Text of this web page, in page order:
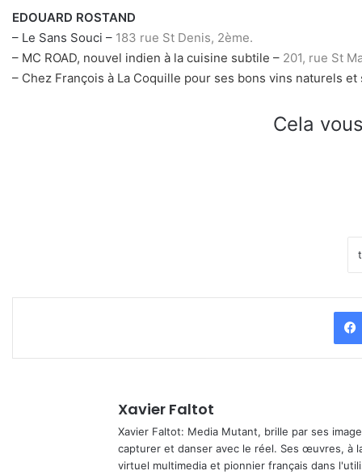
EDOUARD ROSTAND
– Le Sans Souci – 183 rue St Denis, 2ème.
– MC ROAD, nouvel indien à la cuisine subtile – 201, rue St
– Chez François à La Coquille pour ses bons vins naturels et
Cela
Xavier Faltot
Xavier Faltot: Media Mutant, brille par ses
capturer et danser avec le réel. Ses œuvres, à
virtuel multimedia et pionnier français dans